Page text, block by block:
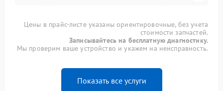
Цены в прайс-листе указаны ориентировочные, без учета
стоимости запчастей.
Записывайтесь на бесплатную диагностику.
Мы проверим ваше устройство и укажем на неисправность.
Показать все услуги